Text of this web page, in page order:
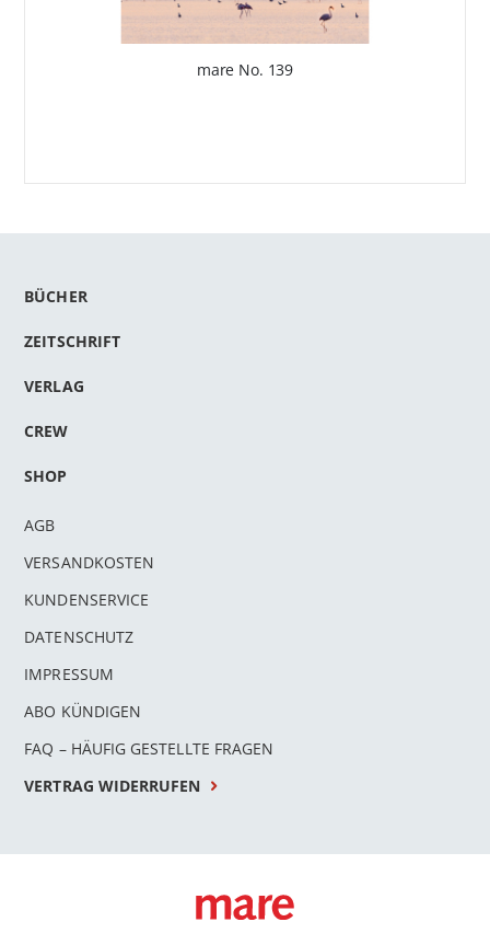
mare No. 139
BÜCHER
ZEITSCHRIFT
VERLAG
CREW
SHOP
AGB
VERSANDKOSTEN
KUNDENSERVICE
DATENSCHUTZ
IMPRESSUM
ABO KÜNDIGEN
FAQ – HÄUFIG GESTELLTE FRAGEN
VERTRAG WIDERRUFEN